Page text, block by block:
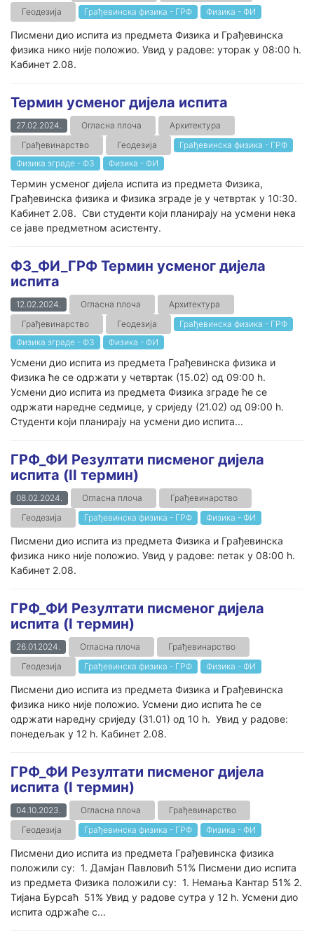
Геодезија Грађевинска физика - ГРФ Физика - ФИ
Писмени дио испита из предмета Физика и Грађевинска
физика нико није положио. Увид у радове: уторак у 08:00 h.
Кабинет 2.08.
Термин усменог дијела испита
27.02.2024. Огласна плоча
Архитектура
Грађевинарство
Геодезија
Грађевинска физика - ГРФ
Физика зграде - ФЗ
Физика - ФИ
Термин усменог дијела испита из предмета Физика,
Грађевинска физика и Физика зграде је у четвртак у 10:30.
Кабинет 2.08. Сви студенти који планирају на усмени нека
се јаве предметном асистенту.
ФЗ_ФИ_ГРФ Термин усменог дијела
испита
12.02.2024. Огласна плоча
Архитектура
Грађевинарство
Геодезија
Грађевинска физика - ГРФ
Физика зграде - ФЗ
Физика - ФИ
Усмени дио испита из предмета Грађевинска физика и
Физика ће се одржати у четвртак (15.02) од 09:00 h.
Усмени дио испита из предмета Физика зграде ће се
одржати наредне седмице, у сриједу (21.02) од 09:00 h.
Студенти који планирају на усмени дио испита...
ГРФ_ФИ Резултати писменог дијела
испита (II термин)
08.02.2024. Огласна плоча
Грађевинарство
Геодезија
Грађевинска физика - ГРФ Физика - ФИ
Писмени дио испита из предмета Физика и Грађевинска
физика нико није положио. Увид у радове: петак у 08:00 h.
Кабинет 2.08.
ГРФ_ФИ Резултати писменог дијела
испита (I термин)
26.01.2024. Огласна плоча
Грађевинарство
Геодезија
Грађевинска физика - ГРФ Физика - ФИ
Писмени дио испита из предмета Физика и Грађевинска
физика нико није положио. Усмени дио испита ће се
одржати наредну сриједу (31.01) од 10 h. Увид у радове:
понедељак у 12 h. Кабинет 2.08.
ГРФ_ФИ Резултати писменог дијела
испита (I термин)
04.10.2023. Огласна плоча
Грађевинарство
Геодезија
Грађевинска физика - ГРФ Физика - ФИ
Писмени дио испита из предмета Грађевинска физика
положили су: 1. Дамјан Павловић 51% Писмени дио испита
из предмета Физика положили су: 1. Немања Кантар 51% 2.
Тијана Бурсаћ 51% Увид у радове сутра у 12 h. Усмени дио
испита одржаће с...